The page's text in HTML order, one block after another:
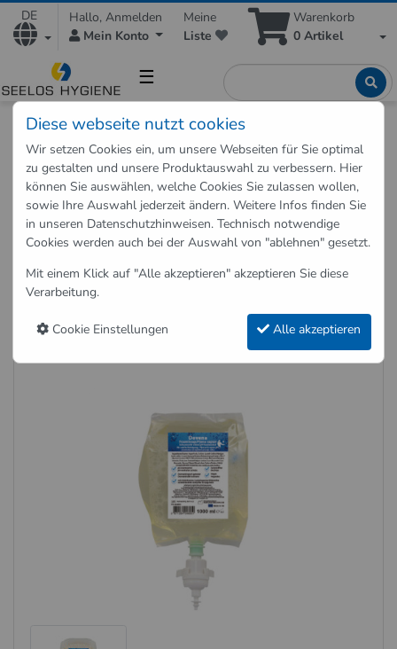
DE
Hallo, Anmelden
Mein Konto
Meine
Liste
Warenkorb
0 Artikel
☰
Shop Hygieneartikel
Hygienespender
Schaumseife Kartuschen Dovena Soft 6 x 500 ml für Vision
Sensorspender
Zurück zu "Hygienespender"
Schaumseife Kartuschen Dovena
Soft 6 x 500 ml für Vision
Sensorspender
Art.-Nr.: S-404895
Diese webseite nutzt cookies
Wir setzen Cookies ein, um unsere Webseiten für Sie optimal
zu gestalten und unsere Produktauswahl zu verbessern. Hier
können Sie auswählen, welche Cookies Sie zulassen wollen,
sowie Ihre Auswahl jederzeit ändern. Weitere Infos finden Sie
in unseren Datenschutzhinweisen. Technisch notwendige
Cookies werden auch bei der Auswahl von "ablehnen" gesetzt.
Mit einem Klick auf "Alle akzeptieren" akzeptieren Sie diese
Verarbeitung.
Cookie Einstellungen Alle akzeptieren